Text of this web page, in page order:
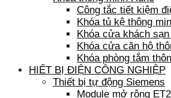
Công tắc tiết kiệm
Khóa tủ kệ thông
Khóa cửa khách
Khóa cửa căn hộ
Khóa phòng tắm
HIẾT BỊ ĐIỆN CÔNG NGHIỆP
Thiết bị tự động Siemens
Module mở rộng